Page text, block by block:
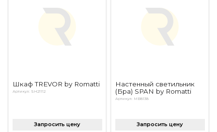
Шкаф TREVOR by Romatti
Артикул: SH21112
Запросить цену
Настенный светильник
(Бра) SPAN by Romatti
Артикул: MB8138
Запросить цену